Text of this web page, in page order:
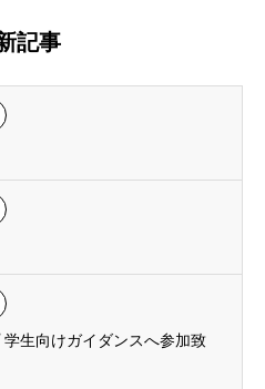
記事
生向けガイダンスへ参加致